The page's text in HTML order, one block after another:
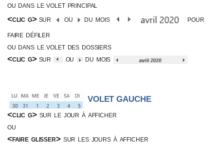
ou dans le volet principal
<clic g> sur ou du mois
pour
faire défiler
ou dans le volet des dossiers
<clic g> sur ou du mois
VOLET GAUCHE
<clic g> sur le jour à afficher
ou
<faire glisser>sur les jours à afficher